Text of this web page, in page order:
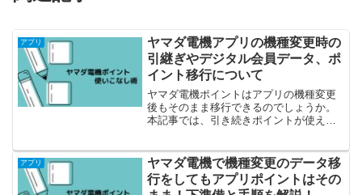
アプリ
ヤマダ電機アプリの機種変更時の
引継ぎやデジタル会員データ、ポ
イント移行について
ヤマダ電機ポイントはアプリの機種変更
後もそのまま移行できるのでしょうか。
本記事では、引き続きポイントが使える
アプリ
ヤマダ電機で機種変更のデータ移
行をしてもアプリポイントはその